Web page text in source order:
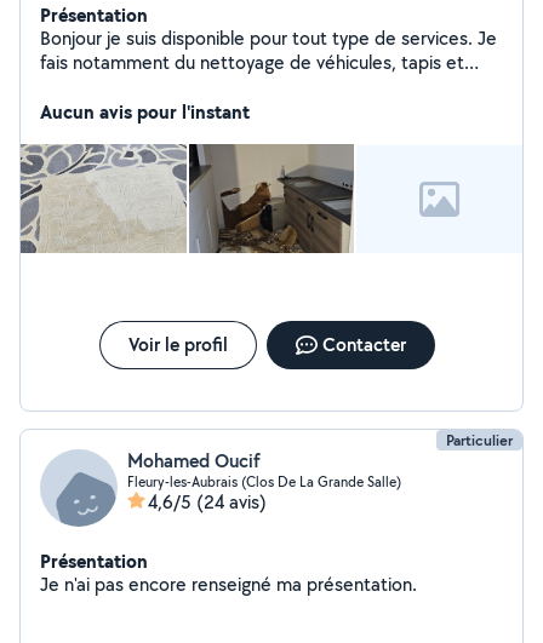
Présentation
Bonjour je suis disponible pour tout type de services. Je
fais notamment du nettoyage de véhicules, tapis et
nettoyage de façade au KARSHER. Je suis véhiculé pour
faire tout ce qui touche à la peinture, papier peint, et je
m'occupe de sortir vos chien ou de les garder
propriétaire de 3 chiens
Aucun avis pour l'instant
Voir le profil Contacter
Particulier
Mohamed Oucif
Fleury-les-Aubrais (Clos De La Grande Salle)
4,6/5 (24 avis)
Présentation
Je n'ai pas encore renseigné ma présentation.